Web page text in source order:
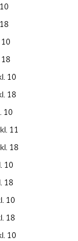
10
18
10
11
18
10
18
10
18
10